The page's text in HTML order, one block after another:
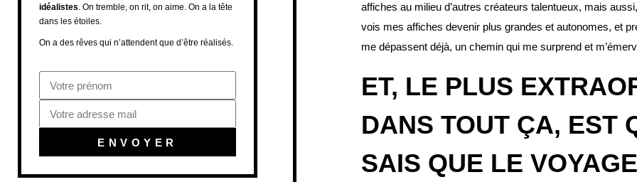
idéalistes. On tremble, on rit, on aime. On a la tête
dans les étoiles.
On a des rêves qui n’attendent que d’être réalisés.
ENVOYER
affiches au milieu d’autres créateurs talentueux, mais
vois mes affiches devenir plus grandes et autonomes, et
me dépassent déjà, un chemin qui me surprend et
ET, LE PLUS
DANS TOUT ÇA, EST
SAIS QUE LE